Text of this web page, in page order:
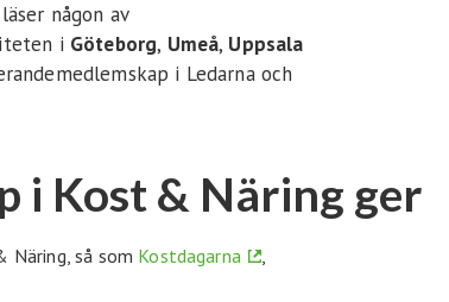
någon av
i Göteborg, Umeå, Uppsala
i Ledarna och
i Kost & Näring ger
Näring, så som Kostdagarna
,